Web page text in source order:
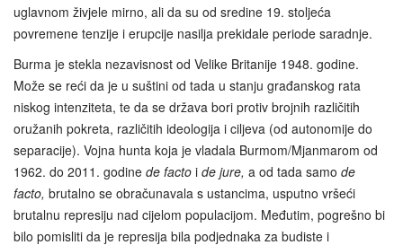
uglavnom živjele mirno, ali da su od sredine 19. stoljeća
povremene tenzije i erupcije nasilja prekidale periode saradnje.
Burma je stekla nezavisnost od Velike Britanije 1948. godine.
Može se reći da je u suštini od tada u stanju građanskog rata
niskog intenziteta, te da se država bori protiv brojnih različitih
oružanih pokreta, različitih ideologija i ciljeva (od autonomije do
separacije). Vojna hunta koja je vladala Burmom/Mjanmarom od
1962. do 2011. godine de facto i de jure, a od tada samo de
facto, brutalno se obračunavala s ustancima, usputno vršeći
brutalnu represiju nad cijelom populacijom. Međutim, pogrešno bi
bilo pomisliti da je represija bila podjednaka za budiste i